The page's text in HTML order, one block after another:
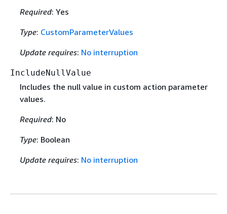
Required: Yes
Type: CustomParameterValues
Update requires: No interruption
IncludeNullValue
Includes the null value in custom action parameter
values.
Required: No
Type: Boolean
Update requires: No interruption